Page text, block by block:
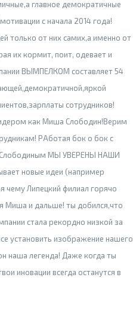
главное демократичные
с начала 2014 года!
только от них самих,а именно от
их кормит, поит, одевает и
ВЫМПЕЛКОМ составляет 54
сотрудников!
как Миша Слободин!Верим
РАботая бок о бок с
Слободиным МЫ УВЕРЕНЫ НАШИ
новые идеи (например
чему Липецкий филиал горячо
Миша и дальше! ты добился,что
стала рекордно низкой за
установить изображение нашего
наша легенда! Даже когда ты
иновации всегда останутся в